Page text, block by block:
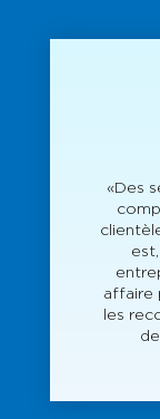
«Des
affaire
les